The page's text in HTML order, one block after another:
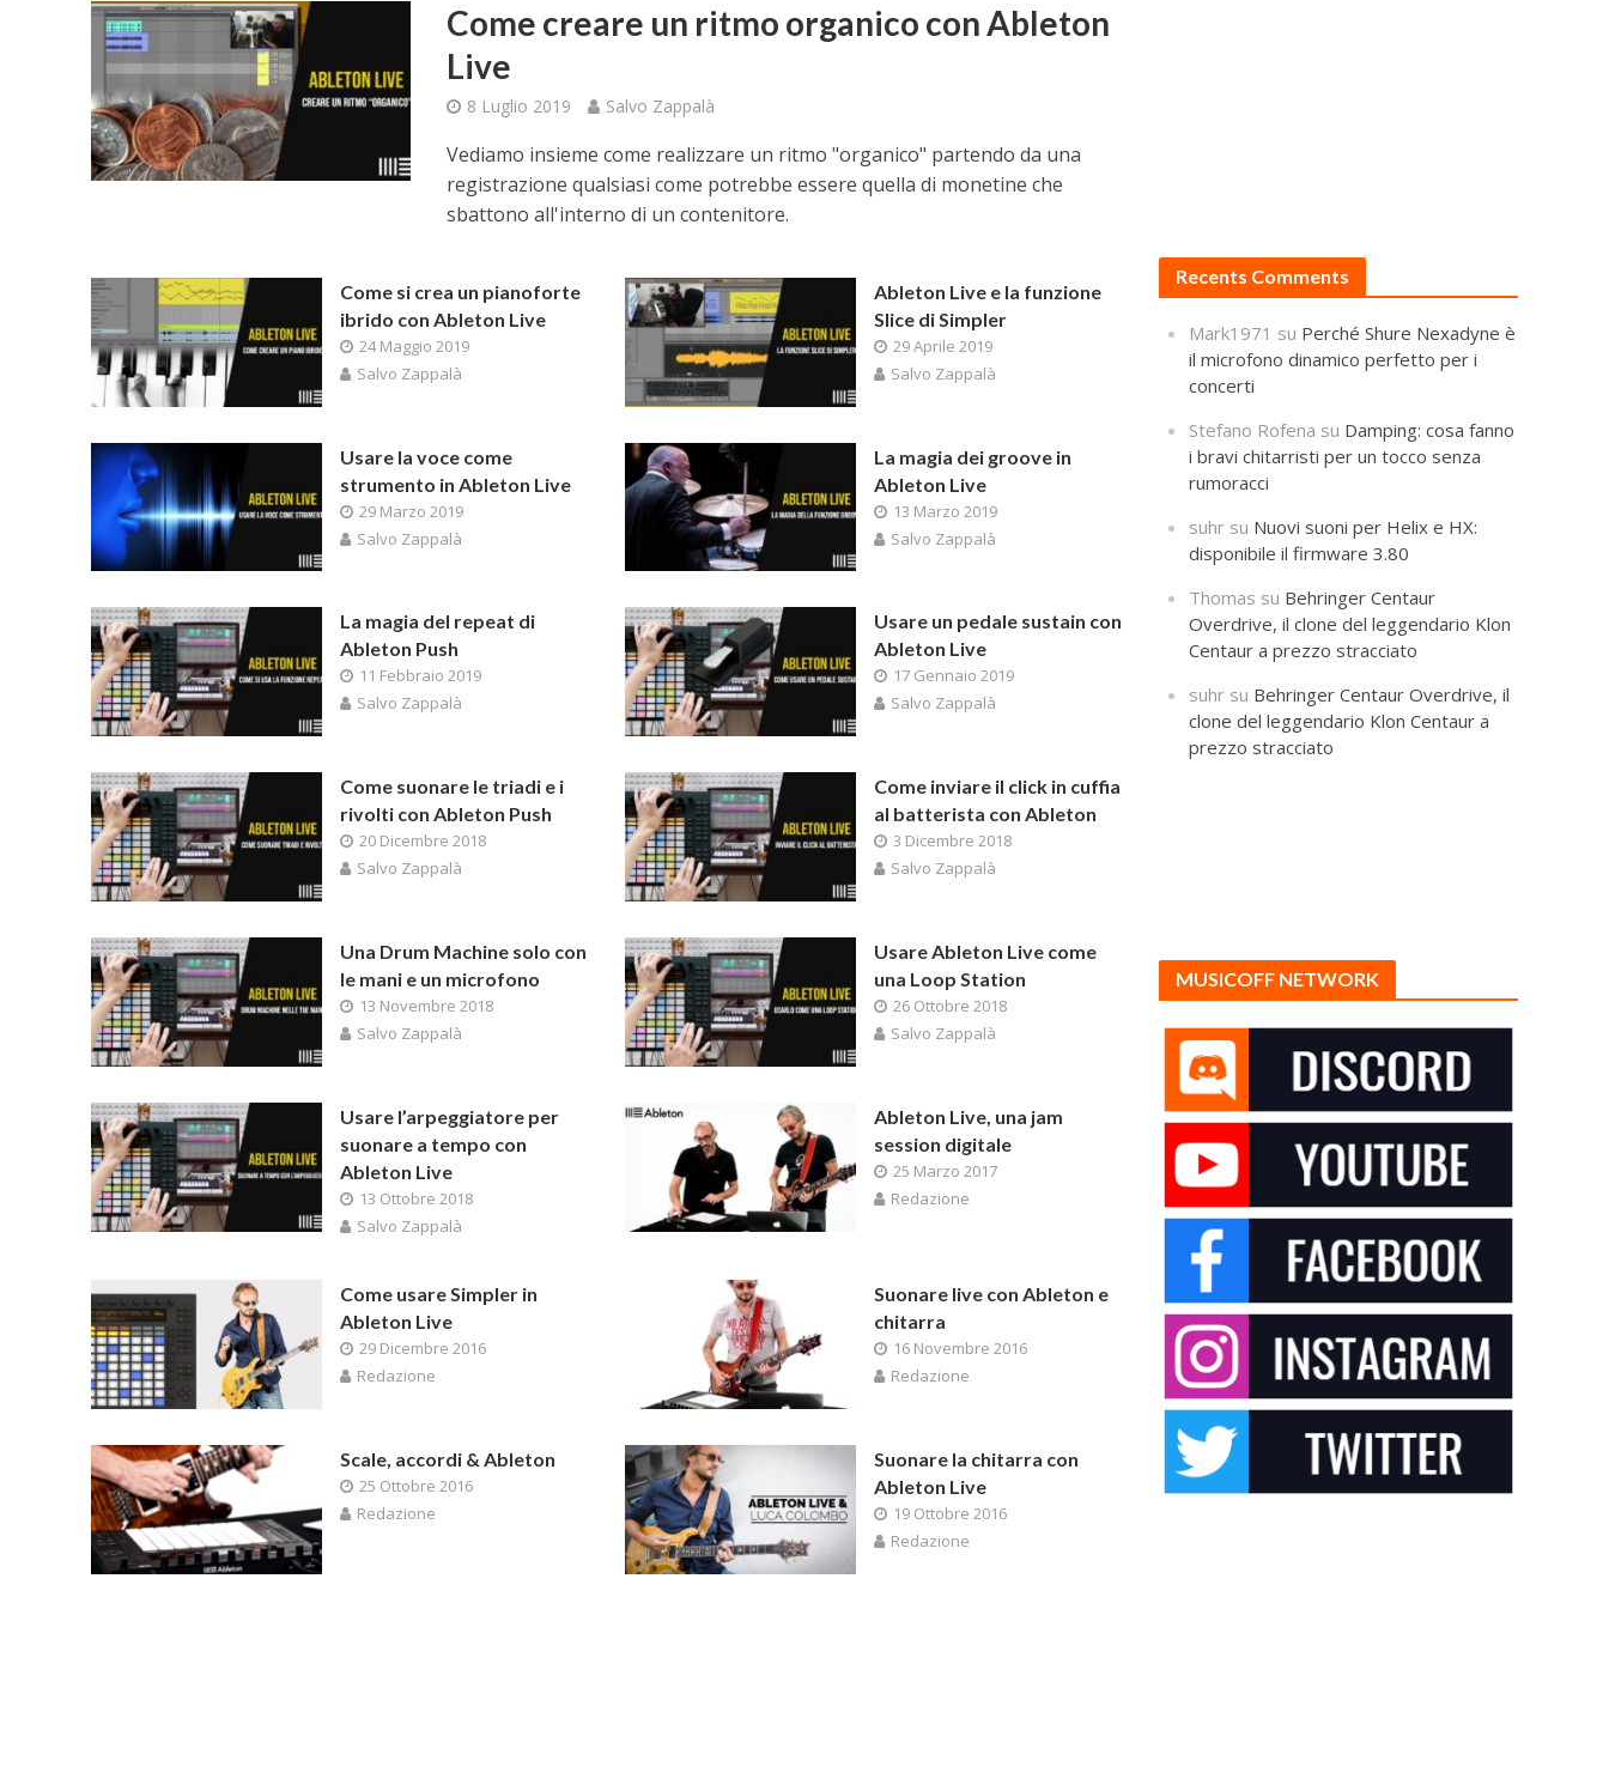
Come creare un ritmo organico con Ableton
Live
8 Luglio 2019 Salvo Zappalà
Vediamo insieme come realizzare un ritmo "organico" partendo da una
registrazione qualsiasi come potrebbe essere quella di monetine che
sbattono all'interno di un contenitore.
Come si crea un pianoforte
ibrido con Ableton Live
24 Maggio 2019
Salvo Zappalà
Ableton Live e la funzione
Slice di Simpler
29 Aprile 2019
Salvo Zappalà
Usare la voce come
strumento in Ableton Live
29 Marzo 2019
Salvo Zappalà
La magia dei groove in
Ableton Live
13 Marzo 2019
Salvo Zappalà
La magia del repeat di
Ableton Push
11 Febbraio 2019
Salvo Zappalà
Usare un pedale sustain con
Ableton Live
17 Gennaio 2019
Salvo Zappalà
Come suonare le triadi e i
rivolti con Ableton Push
20 Dicembre 2018
Salvo Zappalà
Come inviare il click in cuffia
al batterista con Ableton
3 Dicembre 2018
Salvo Zappalà
Una Drum Machine solo con
le mani e un microfono
13 Novembre 2018
Salvo Zappalà
Usare Ableton Live come
una Loop Station
26 Ottobre 2018
Salvo Zappalà
Usare l’arpeggiatore per
suonare a tempo con
Ableton Live
13 Ottobre 2018
Salvo Zappalà
Ableton Live, una jam
session digitale
25 Marzo 2017
Redazione
Come usare Simpler in
Ableton Live
29 Dicembre 2016
Redazione
Suonare live con Ableton e
chitarra
16 Novembre 2016
Redazione
Scale, accordi & Ableton
25 Ottobre 2016
Redazione
Suonare la chitarra con
Ableton Live
19 Ottobre 2016
Redazione
Recents Comments
Mark1971 su Perché Shure Nexadyne è
il microfono dinamico perfetto per i
concerti
Stefano Rofena su Damping: cosa fanno
i bravi chitarristi per un tocco senza
rumoracci
suhr su Nuovi suoni per Helix e HX:
disponibile il firmware 3.80
Thomas su Behringer Centaur
Overdrive, il clone del leggendario Klon
Centaur a prezzo stracciato
suhr su Behringer Centaur Overdrive, il
clone del leggendario Klon Centaur a
prezzo stracciato
MUSICOFF NETWORK